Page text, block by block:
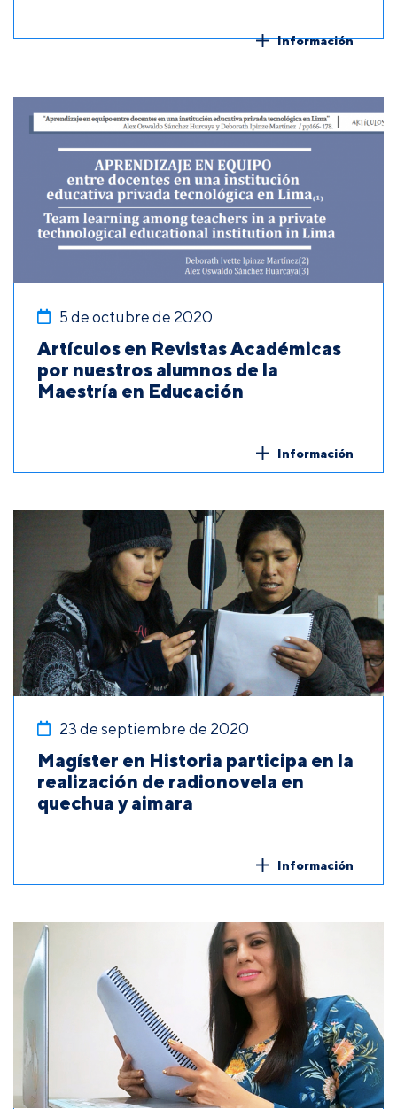
Información
5 de octubre de 2020
Artículos en Revistas Académicas
por nuestros alumnos de la
Maestría en Educación
Información
23 de septiembre de 2020
Magíster en Historia participa en la
realización de radionovela en
quechua y aimara
Información